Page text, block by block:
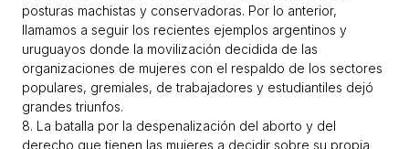
posturas machistas y conservadoras. Por lo anterior,
llamamos a seguir los recientes ejemplos argentinos y
uruguayos donde la movilización decidida de las
organizaciones de mujeres con el respaldo de los sectores
populares, gremiales, de trabajadores y estudiantiles dejó
grandes triunfos.
8. La batalla por la despenalización del aborto y del
derecho que tienen las mujeres a decidir sobre su propia